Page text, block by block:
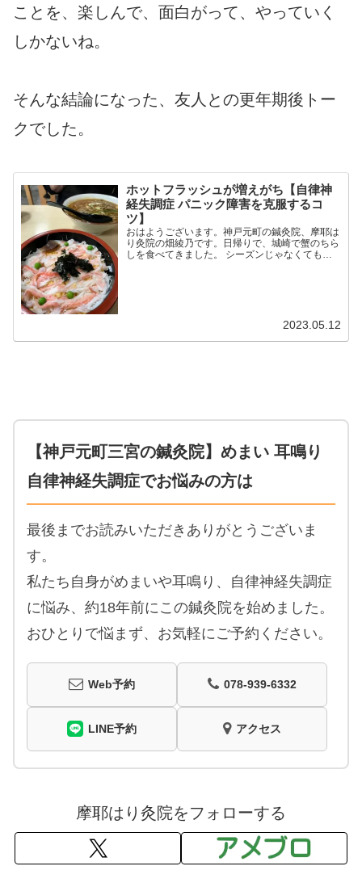
ことを、楽しんで、面白がって、やっていく
しかないね。
そんな結論になった、友人との更年期後トー
クでした。
ホットフラッシュが増えがち【自律神
経失調症 パニック障害を克服するコ
ツ】
おはようございます。神戸元町の鍼灸院、摩耶は
り灸院の畑綾乃です。日帰りで、城崎で蟹のちら
しを食べてきました。 シーズンじゃなくても充
2023.05.12
【神戸元町三宮の鍼灸院】めまい 耳鳴り
自律神経失調症でお悩みの方は
最後までお読みいただきありがとうございま
す。
私たち自身がめまいや耳鳴り、自律神経失調症
に悩み、約18年前にこの鍼灸院を始めました。
おひとりで悩まず、お気軽にご予約ください。
Web予約 078-939-6332
LINE予約 アクセス
摩耶はり灸院をフォローする